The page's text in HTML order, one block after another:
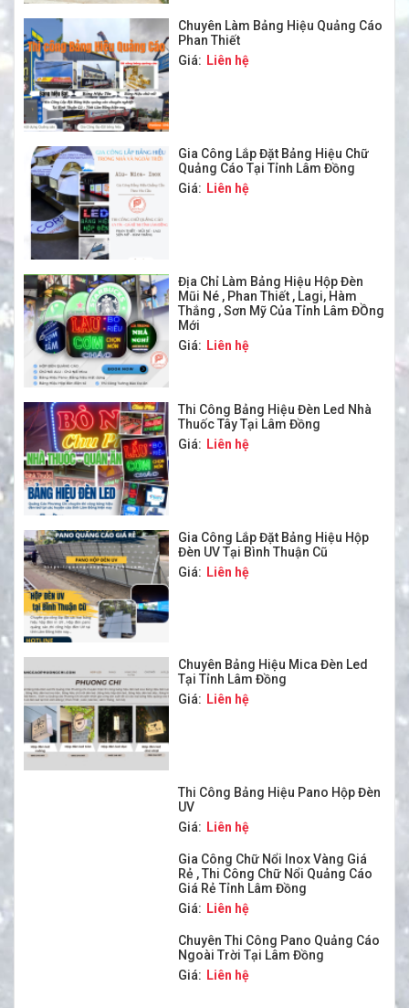
Chuyên Làm Bảng Hiệu Quảng Cáo
Phan Thiết
Giá: Liên hệ
Gia Công Lắp Đặt Bảng Hiệu Chữ
Quảng Cáo Tại Tỉnh Lâm Đồng
Giá: Liên hệ
Địa Chỉ Làm Bảng Hiệu Hộp Đèn
Mũi Né , Phan Thiết , Lagi, Hàm
Thắng , Sơn Mỹ Của Tỉnh Lâm ĐỒng
Mới
Giá: Liên hệ
Thi Công Bảng Hiệu Đèn Led Nhà
Thuốc Tây Tại Lâm Đồng
Giá: Liên hệ
Gia Công Lắp Đặt Bảng Hiệu Hộp
Đèn UV Tại Bình Thuận Cũ
Giá: Liên hệ
Chuyên Bảng Hiệu Mica Đèn Led
Tại Tỉnh Lâm Đồng
Giá: Liên hệ
Thi Công Bảng Hiệu Pano Hộp Đèn
UV
Giá: Liên hệ
Gia Công Chữ Nổi Inox Vàng Giá
Rẻ , Thi Công Chữ Nổi Quảng Cáo
Giá Rẻ Tỉnh Lâm Đồng
Giá: Liên hệ
Chuyên Thi Công Pano Quảng Cáo
Ngoài Trời Tại Lâm Đồng
Giá: Liên hệ